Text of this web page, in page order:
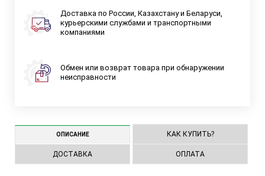
Доставка по России, Казахстану и Беларуси,
курьерскими службами и транспортными
компаниями
Обмен или возврат товара при обнаружении
неисправности
ОПИСАНИЕ КАК КУПИТЬ?
ДОСТАВКА ОПЛАТА